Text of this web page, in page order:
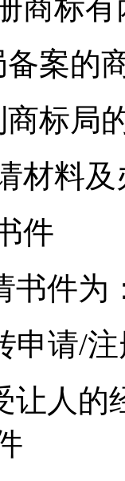
商标
备案
标局
材料
件
书件
申请/
让人